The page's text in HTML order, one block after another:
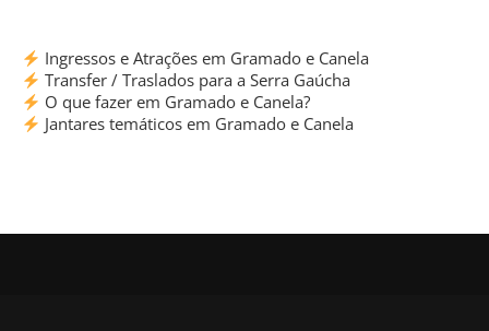
Ingressos e Atrações em Gramado e Canela
Transfer / Traslados para a Serra Gaúcha
O que fazer em Gramado e Canela?
Jantares temáticos em Gramado e Canela